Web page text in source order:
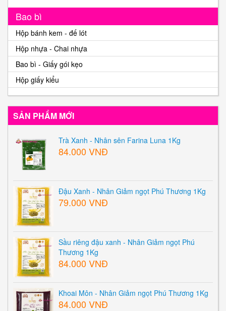
Bao bì
Hộp bánh kem - đế lót
Hộp nhựa - Chai nhựa
Bao bì - Giấy gói kẹo
Hộp giấy kiểu
SẢN PHẨM MỚI
Trà Xanh - Nhân sên Farina Luna 1Kg
84.000 VNĐ
Đậu Xanh - Nhân Giảm ngọt Phú Thương 1Kg
79.000 VNĐ
Sầu riêng đậu xanh - Nhân Giảm ngọt Phú
Thương 1Kg
84.000 VNĐ
Khoai Môn - Nhân Giảm ngọt Phú Thương 1Kg
84.000 VNĐ